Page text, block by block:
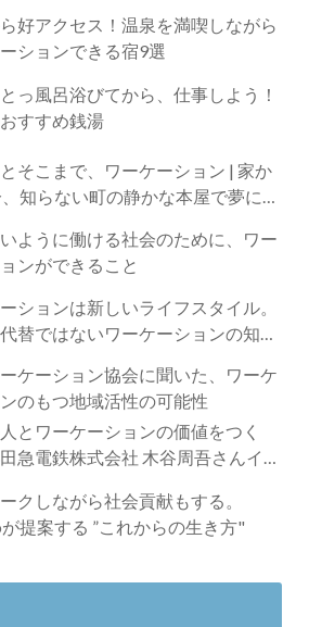
好アクセス！温泉を満喫しながら
ションできる宿9選
っ風呂浴びてから、仕事しよう！
すすめ銭湯
そこまで、ワーケーション | 家か
知らない町の静かな本屋で夢に近
ように働ける社会のために、ワー
ンができること
ションは新しいライフスタイル。
替ではないワーケーションの知ら
ケーション協会に聞いた、ワーケ
のもつ地域活性の可能性
とワーケーションの価値をつく
急電鉄株式会社 木谷周吾さんイン
クしながら社会貢献もする。
提案する ”これからの生き方"